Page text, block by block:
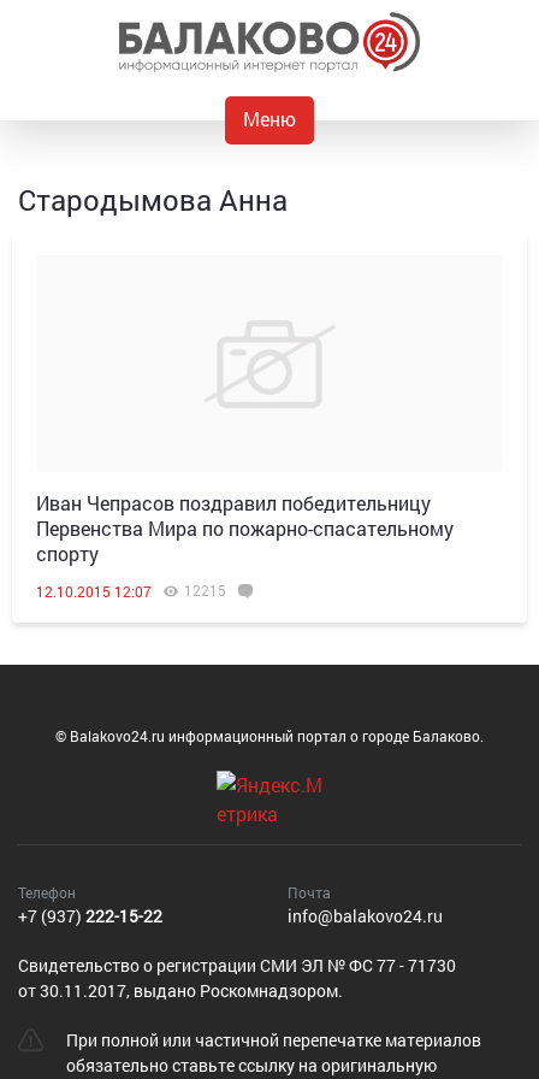
Меню
Стародымова Анна
Иван Чепрасов поздравил победительницу
Первенства Мира по пожарно-спасательному
спорту
12.10.2015 12:07 12215
© Balakovo24.ru информационный портал о городе Балаково.
Телефон
+7 (937) 222-15-22
Почта
info@balakovo24.ru
Cвидетельство о регистрации СМИ ЭЛ № ФС 77 - 71730
от 30.11.2017, выдано Роскомнадзором.
При полной или частичной перепечатке материалов
обязательно ставьте ссылку на оригинальную